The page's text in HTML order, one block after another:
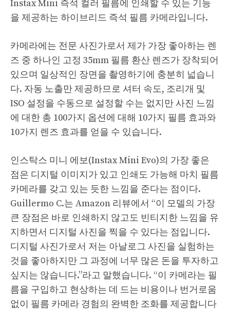
Instax Mini 즉석 컬러 필름에 인쇄할 수 있는 기능
을 제공하는 하이브리드 즉석 필름 카메라입니다.
카메라에는 전문 사진가로서 제가 가장 좋아하는 렌
즈 중 하나인 고정 35mm 필름 환산 렌즈가 장착되어
있으며 일상적인 장면을 촬영하기에 충분히 넓습니
다. 자동 노출만 제공하므로 셔터 속도, 조리개 및
ISO 설정을 수동으로 설정할 수는 없지만 사진 느낌
에 대한 총 100가지 옵션에 대해 10가지 필름 효과와
10가지 렌즈 효과를 얻을 수 있습니다.
인스탁스 미니 에보(Instax Mini Evo)의 가장 좋은
점은 디지털 이미지가 있고 인쇄도 가능해 마치 필름
카메라를 갖고 있는 듯한 느낌을 준다는 점이다.
Guillermo C.는 Amazon 리뷰에서 “이 모델의 가장
큰 장점은 바로 인쇄하지 않고도 빈티지한 느낌을 유
지하면서 디지털 사진을 찍을 수 있다는 점입니다.
디지털 사진가로서 저는 아날로그 사진을 실험하는
것을 좋아하지만 그 과정에 너무 많은 돈을 투자하고
싶지는 않습니다.”라고 말했습니다. “이 카메라는 필
름을 구입하고 현상하는 데 드는 비용이나 번거로움
없이 필름 카메라 경험의 완벽한 조화를 제공합니다